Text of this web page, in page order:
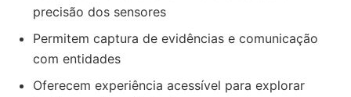
precisão dos sensores
Permitem captura de evidências e comunicação
com entidades
Oferecem experiência acessível para explorar